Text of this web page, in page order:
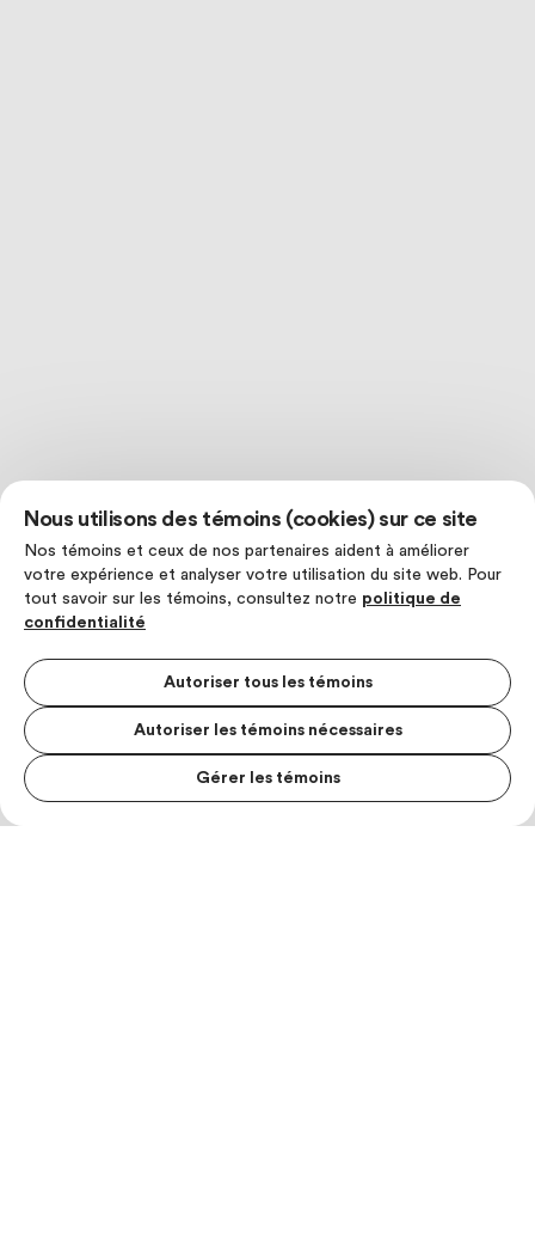
Nous utilisons des témoins (cookies) sur ce site
Nos témoins et ceux de nos partenaires aident à améliorer
votre expérience et analyser votre utilisation du site web. Pour
tout savoir sur les témoins, consultez notre politique de
confidentialité
Autoriser tous les témoins
Autoriser les témoins nécessaires
Gérer les témoins
MENU